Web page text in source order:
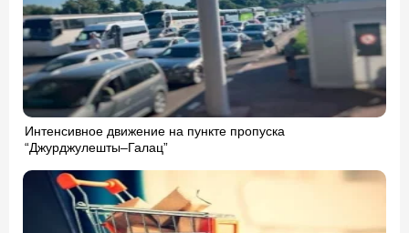
Интенсивное движение на пункте пропуска
“Джурджулешты–Галац”